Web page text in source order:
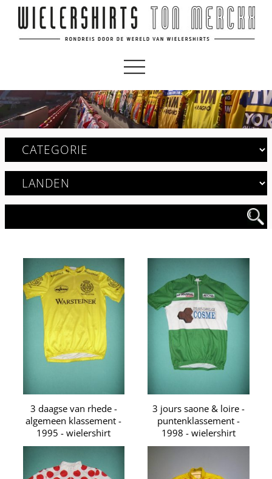
3 daagse van rhede -
algemeen klassement -
1995 - wielershirt
3 jours saone & loire -
puntenklassement -
1998 - wielershirt